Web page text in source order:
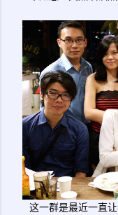
这一群是最近一直